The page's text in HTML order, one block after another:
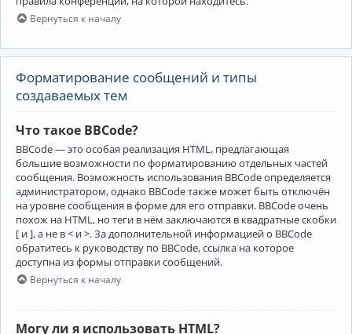
Вернуться к началу
Форматирование сообщений и типы
создаваемых тем
Что такое BBCode?
BBCode — это особая реализация HTML, предлагающая
большие возможности по форматированию отдельных частей
сообщения. Возможность использования BBCode определяется
администратором, однако BBCode также может быть отключён
на уровне сообщения в форме для его отправки. BBCode очень
похож на HTML, но теги в нём заключаются в квадратные скобки
[ и ], а не в < и >. За дополнительной информацией о BBCode
обратитесь к руководству по BBCode, ссылка на которое
доступна из формы отправки сообщений.
Вернуться к началу
Могу ли я использовать HTML?